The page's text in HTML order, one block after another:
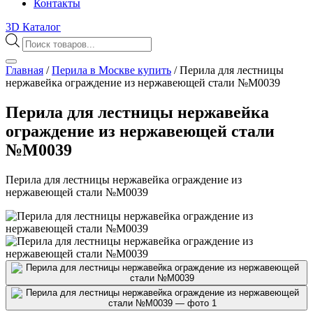
Контакты
3D Каталог
Поиск
товаров
Главная /Перила в Москве купить /Перила для лестницы
нержавейка ограждение из нержавеющей стали №М0039
Перила для лестницы нержавейка
ограждение из нержавеющей стали
№М0039
Перила для лестницы нержавейка ограждение из
нержавеющей стали №М0039